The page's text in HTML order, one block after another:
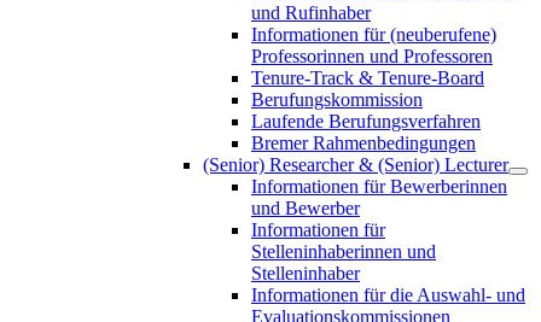
und Rufinhaber
Informationen für (neuberufene)
Professorinnen und Professoren
Tenure-Track & Tenure-Board
Berufungskommission
Laufende Berufungsverfahren
Bremer Rahmenbedingungen
(Senior) Researcher & (Senior) Lecturer
Informationen für Bewerberinnen
und Bewerber
Informationen für
Stelleninhaberinnen und
Stelleninhaber
Informationen für die Auswahl- und
Evaluationskommissionen